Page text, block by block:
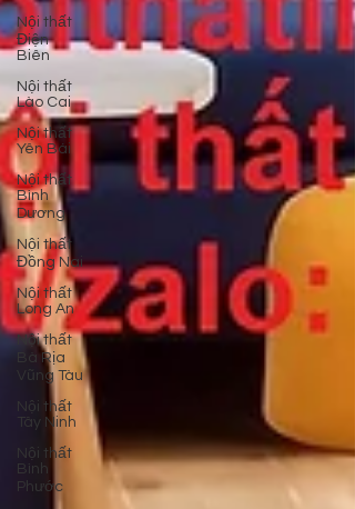
Nội thất
Điện
Biên
Nội thất
Lào Cai
Nội thất
Yên Bái
Nội thất
Bình
Dương
Nội thất
Đồng Nai
Nội thất
Long An
Nội thất
Bà Rịa
Vũng Tàu
Nội thất
Tây Ninh
Nội thất
Bình
Phước